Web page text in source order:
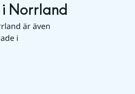
Norrland
är även
i